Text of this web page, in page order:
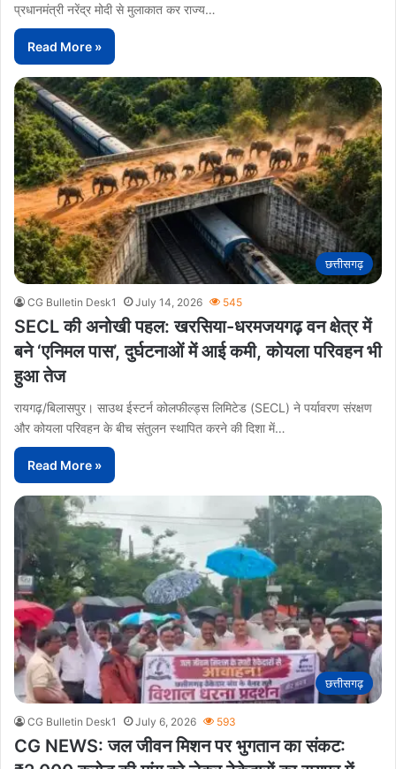
प्रधानमंत्री नरेंद्र मोदी से मुलाकात कर राज्य…
Read More »
छत्तीसगढ़
CG Bulletin Desk1 July 14, 2026 545
SECL की अनोखी पहल: खरसिया-धरमजयगढ़ वन क्षेत्र में
बने ‘एनिमल पास’, दुर्घटनाओं में आई कमी, कोयला परिवहन भी
हुआ तेज
रायगढ़/बिलासपुर। साउथ ईस्टर्न कोलफील्ड्स लिमिटेड (SECL) ने पर्यावरण संरक्षण
और कोयला परिवहन के बीच संतुलन स्थापित करने की दिशा में…
Read More »
छत्तीसगढ़
CG Bulletin Desk1 July 6, 2026 593
CG NEWS: जल जीवन मिशन पर भुगतान का संकट: